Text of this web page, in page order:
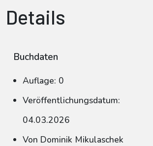
Details
Buchdaten
Auflage: 0
Veröffentlichungsdatum:
04.03.2026
Von Dominik Mikulaschek